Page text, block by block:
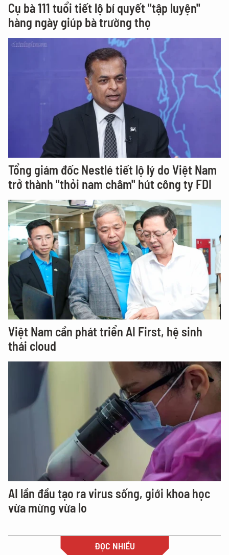
Cụ bà 111 tuổi tiết lộ bí quyết "tập luyện"
hàng ngày giúp bà trường thọ
Tổng giám đốc Nestlé tiết lộ lý do Việt Nam
trở thành "thỏi nam châm" hút công ty FDI
Việt Nam cần phát triển AI First, hệ sinh
thái cloud
AI lần đầu tạo ra virus sống, giới khoa học
vừa mừng vừa lo
ĐỌC NHIỀU